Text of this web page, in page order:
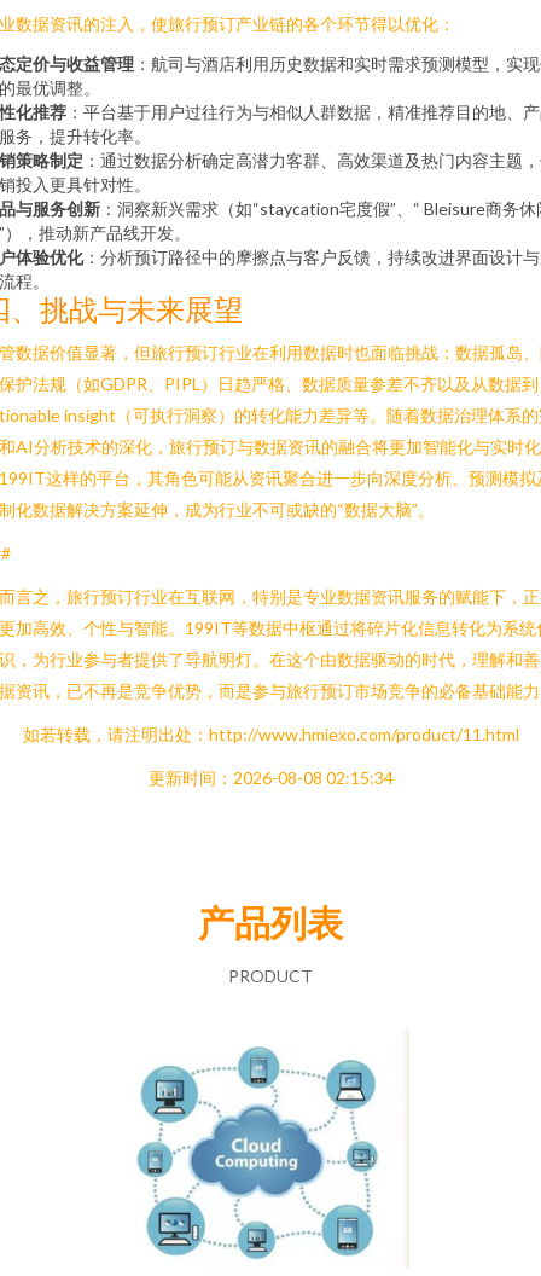
数据资讯的注入，使旅行预订产业链的各个环节得以优化：
定价与收益管理 ：航司与酒店利用历史数据和实时需求预测模型，实
最优调整。
化推荐 ：平台基于用户过往行为与相似人群数据，精准推荐目的地、
务，提升转化率。
策略制定 ：通过数据分析确定高潜力客群、高效渠道及热门内容主题
投入更具针对性。
与服务创新 ：洞察新兴需求（如“staycation宅度假”、“ Bleisure商务休
），推动新产品线开发。
体验优化：分析预订路径中的摩擦点与客户反馈，持续改进界面设计
程。
、挑战与未来展望
数据价值显著，但旅行预订行业在利用数据时也面临挑战：数据孤岛
护法规（如GDPR、PIPL）日趋严格、数据质量参差不齐以及从数据到
insight（可执行洞察）的转化能力差异等。随着数据治理体系
AI分析技术的深化，旅行预订与数据资讯的融合将更加智能化与实时
这样的平台，其角色可能从资讯聚合进一步向深度分析、预测模拟
化数据解决方案延伸，成为行业不可或缺的“数据大脑”。
言之，旅行预订行业在互联网，特别是专业数据资讯服务的赋能下，
加高效、个性与智能。199IT等数据中枢通过将碎片化信息转化为系统
，为行业参与者提供了导航明灯。在这个由数据驱动的时代，理解和
资讯，已不再是竞争优势，而是参与旅行预订市场竞争的必备基础能
如若转载，请注明出处：http://www.hmiexo.com/product/11.html
更新时间：2026-08-08 02:15:34
产品列表
PRODUCT